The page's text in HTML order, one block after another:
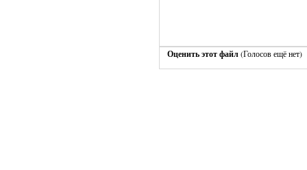
Оценить этот файл(Голосов ещё нет)